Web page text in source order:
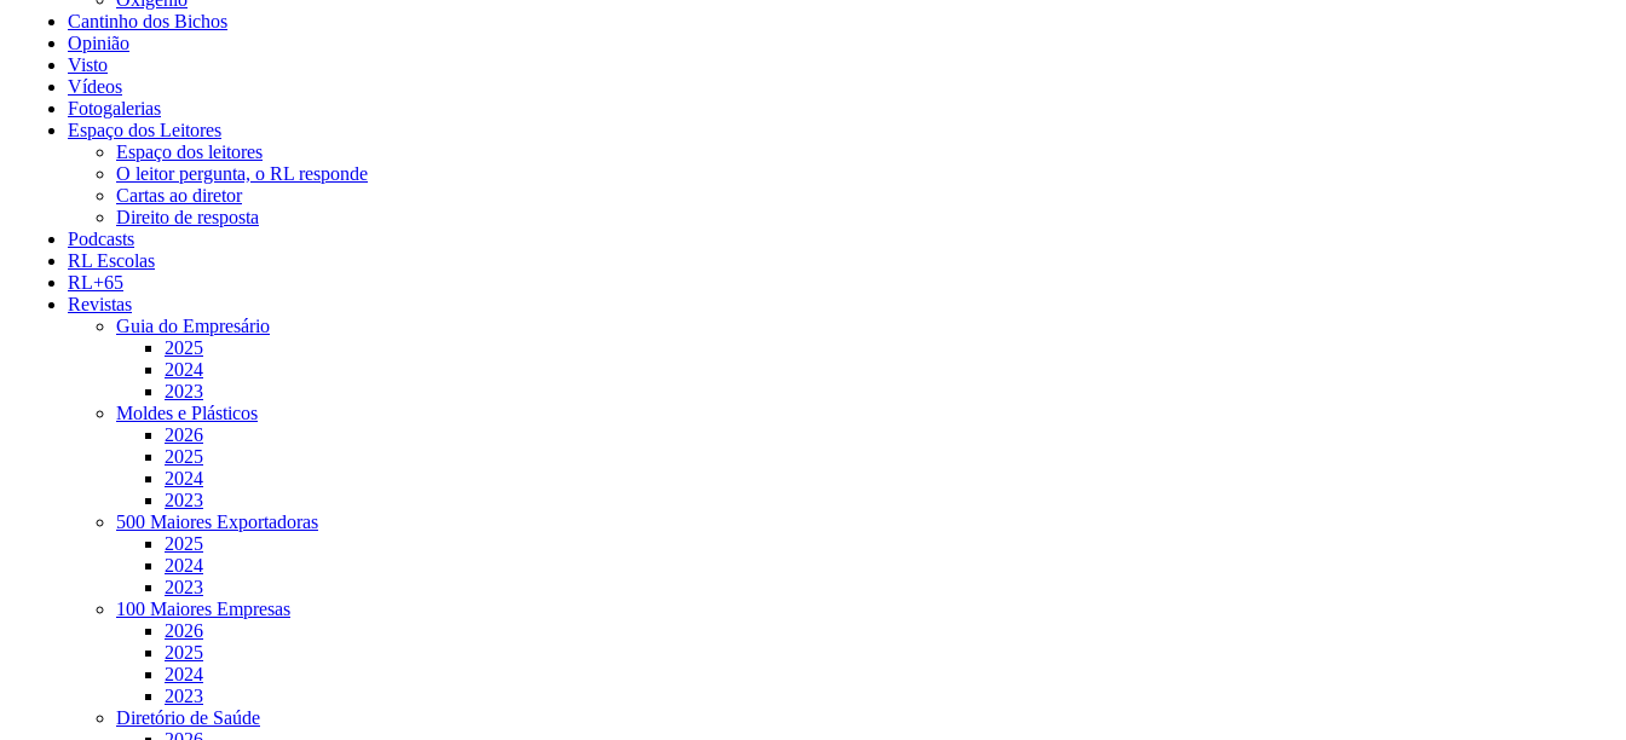
Cantinho dos Bichos
Opinião
Visto
Vídeos
Fotogalerias
Espaço dos Leitores
Espaço dos leitores
O leitor pergunta, o RL responde
Cartas ao diretor
Direito de resposta
Podcasts
RL Escolas
RL+65
Revistas
Guia do Empresário
2025
2024
2023
Moldes e Plásticos
2026
2025
2024
2023
500 Maiores Exportadoras
2025
2024
2023
100 Maiores Empresas
2026
2025
2024
2023
Diretório de Saúde